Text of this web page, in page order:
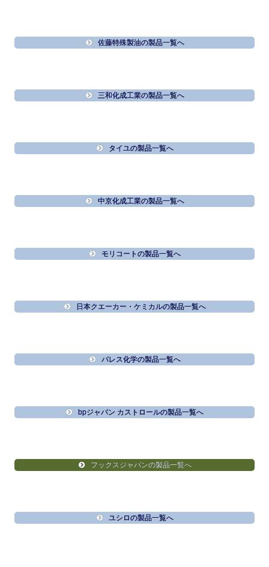
佐藤特殊製油の製品一覧へ
三和化成工業の製品一覧へ
タイユの製品一覧へ
中京化成工業の製品一覧へ
モリコートの製品一覧へ
日本クエーカー・ケミカルの製品一覧へ
パレス化学の製品一覧へ
bpジャパン カストロールの製品一覧へ
フックスジャパンの製品一覧へ
ユシロの製品一覧へ